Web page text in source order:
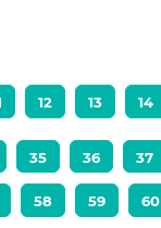
12 13 14
35 36 37
58 59 60